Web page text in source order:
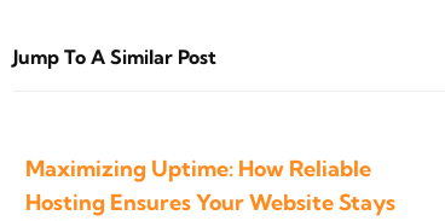
Jump To A Similar Post
Maximizing Uptime: How Reliable
Hosting Ensures Your Website Stays